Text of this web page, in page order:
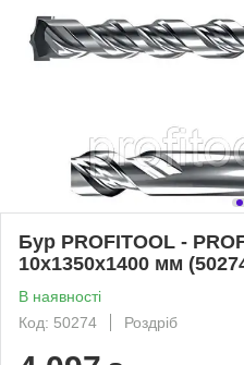
Бур PROFITOOL -
10х1350х1400 мм
В наявності
Код: 50274
Роздріб